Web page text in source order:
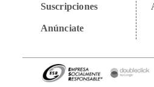
Suscripciones
Anúnciate